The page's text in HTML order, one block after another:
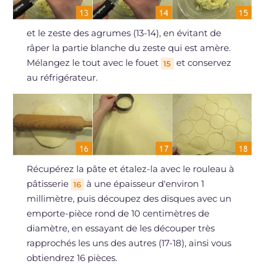
et le zeste des agrumes (13-14), en évitant de
râper la partie blanche du zeste qui est amère.
Mélangez le tout avec le fouet 15 et conservez
au réfrigérateur.
Récupérez la pâte et étalez-la avec le rouleau à
pâtisserie 16 à une épaisseur d'environ 1
millimètre, puis découpez des disques avec un
emporte-pièce rond de 10 centimètres de
diamètre, en essayant de les découper très
rapprochés les uns des autres (17-18), ainsi vous
obtiendrez 16 pièces.